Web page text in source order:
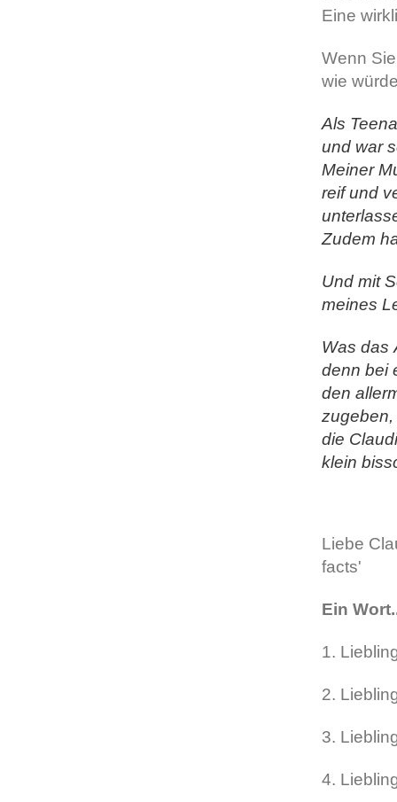
Eine
Wenn
wie
Als
und war
Meiner
reif und
Zudem
Und mit
meines
Was das
denn bei
den
zugeben,
die
klein
Liebe
facts'
Ein
1.
2.
3.
4.